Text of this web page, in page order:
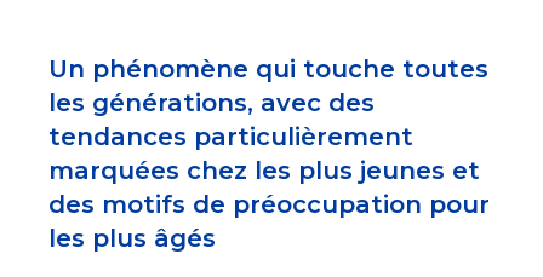
Un phénomène qui touche toutes
les générations, avec des
tendances particulièrement
marquées chez les plus jeunes et
des motifs de préoccupation pour
les plus âgés